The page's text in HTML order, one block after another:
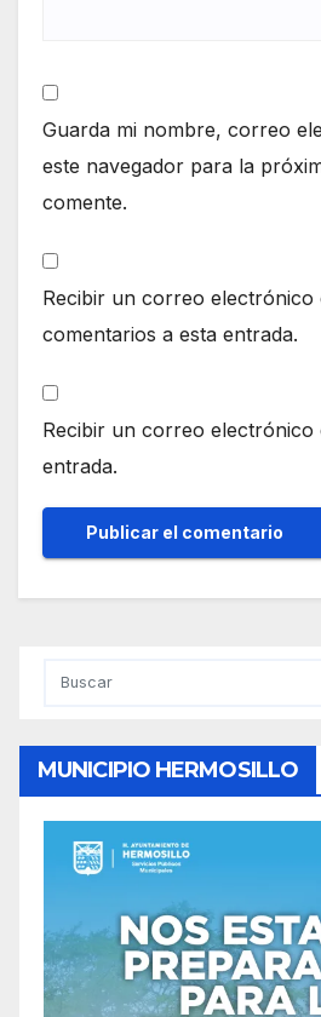
Guarda mi nombre, correo
este navegador para la
comente.
Recibir un correo electrónico
comentarios a esta entrada.
Recibir un correo electrónico
entrada.
MUNICIPIO HERMOSILLO